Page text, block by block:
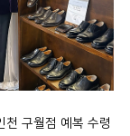
천 구월점 예복 수령